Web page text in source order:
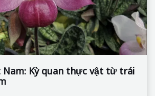
Nam: Kỳ quan thực vật từ trái